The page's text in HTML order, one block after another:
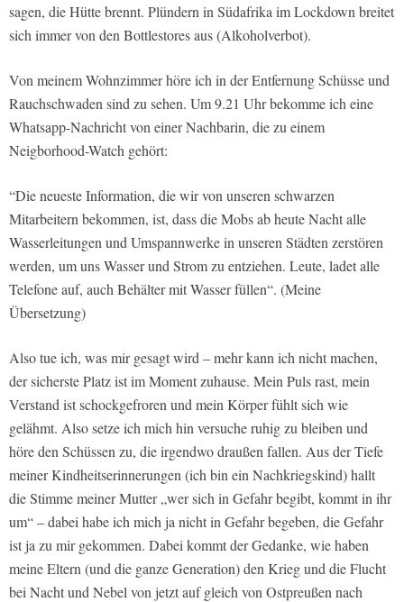
sagen, die Hütte brennt. Plündern in Südafrika im Lockdown breitet
sich immer von den Bottlestores aus (Alkoholverbot).
Von meinem Wohnzimmer höre ich in der Entfernung Schüsse und
Rauchschwaden sind zu sehen. Um 9.21 Uhr bekomme ich eine
Whatsapp-Nachricht von einer Nachbarin, die zu einem
Neigborhood-Watch gehört:
“Die neueste Information, die wir von unseren schwarzen
Mitarbeitern bekommen, ist, dass die Mobs ab heute Nacht alle
Wasserleitungen und Umspannwerke in unseren Städten zerstören
werden, um uns Wasser und Strom zu entziehen. Leute, ladet alle
Telefone auf, auch Behälter mit Wasser füllen“. (Meine
Übersetzung)
Also tue ich, was mir gesagt wird – mehr kann ich nicht machen,
der sicherste Platz ist im Moment zuhause. Mein Puls rast, mein
Verstand ist schockgefroren und mein Körper fühlt sich wie
gelähmt. Also setze ich mich hin versuche ruhig zu bleiben und
höre den Schüssen zu, die irgendwo draußen fallen. Aus der Tiefe
meiner Kindheitserinnerungen (ich bin ein Nachkriegskind) hallt
die Stimme meiner Mutter „wer sich in Gefahr begibt, kommt in ihr
um“ – dabei habe ich mich ja nicht in Gefahr begeben, die Gefahr
ist ja zu mir gekommen. Dabei kommt der Gedanke, wie haben
meine Eltern (und die ganze Generation) den Krieg und die Flucht
bei Nacht und Nebel von jetzt auf gleich von Ostpreußen nach